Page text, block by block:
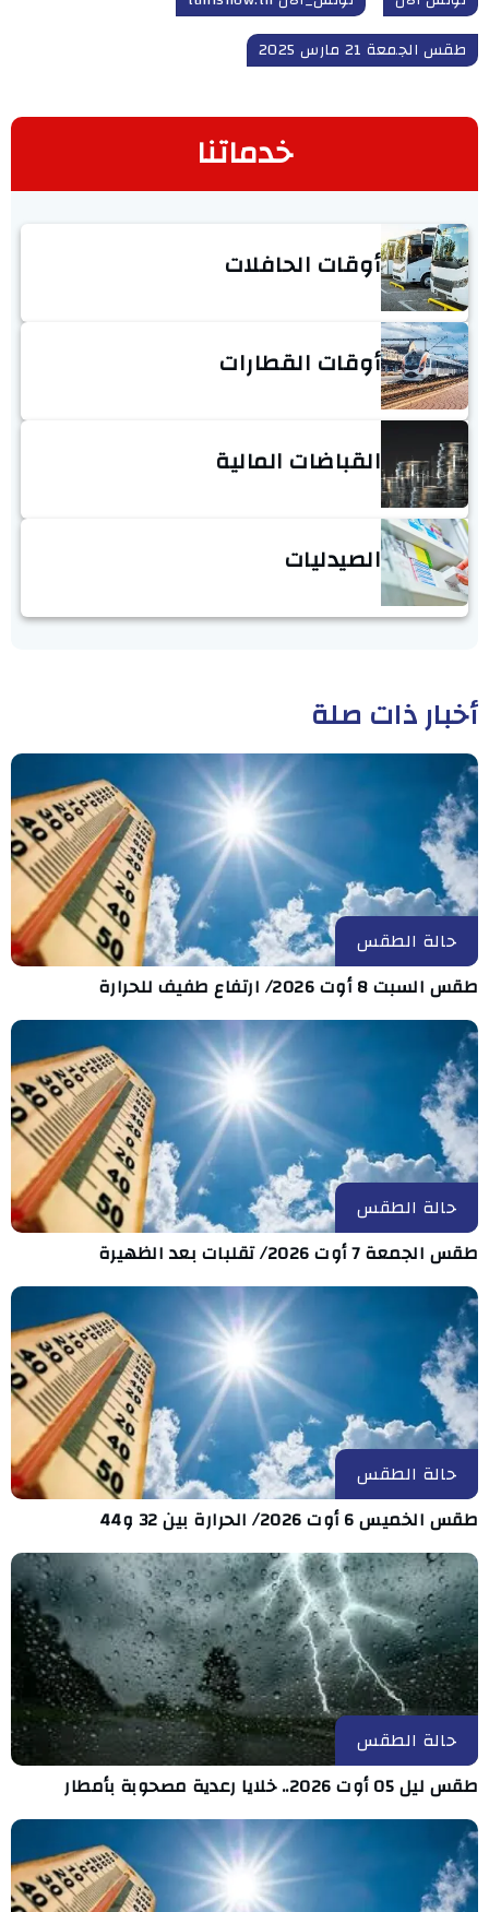
طقس الجمعة 21 مارس 2025
خدماتنا
أوقات الحافلات
أوقات القطارات
القباضات المالية
الصيدليات
أخبار ذات صلة
حالة الطقس
طقس السبت 8 أوت 2026/ ارتفاع طفيف للحرارة
حالة الطقس
طقس الجمعة 7 أوت 2026/ تقلبات بعد الظهيرة
حالة الطقس
طقس الخميس 6 أوت 2026/ الحرارة بين 32 و44
حالة الطقس
طقس ليل 05 أوت 2026.. خلايا رعدية مصحوبة بأمطار